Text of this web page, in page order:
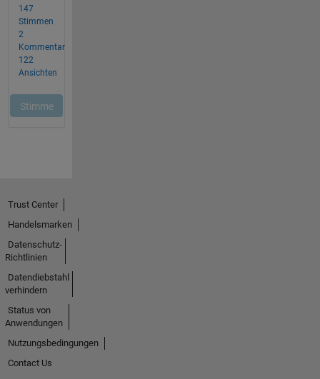
Trust Center
Handelsmarken
Datenschutz-
Richtlinien
Datendiebstahl
verhindern
Status von
Anwendungen
Nutzungsbedingungen
Contact Us